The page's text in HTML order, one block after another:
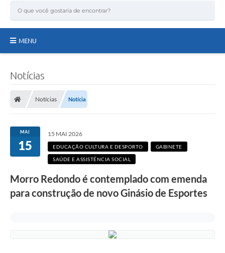
MENU
Secretarias
Notícias
Serviços Online
Contato
Notícias
Notícias Notícia
MAI
15
15 MAI 2026
EDUCAÇÃO CULTURA E DESPORTO GABINETE
SAÚDE E ASSISTÊNCIA SOCIAL
Morro Redondo é contemplado com emenda
para construção de novo Ginásio de Esportes